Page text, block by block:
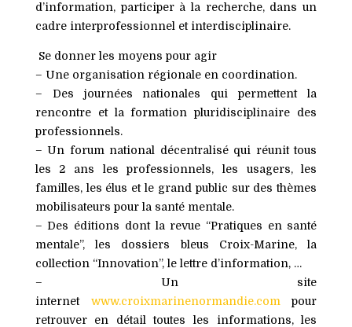
d’information, participer à la recherche, dans un
cadre interprofessionnel et interdisciplinaire.
Se donner les moyens pour agir
– Une organisation régionaleen coordination.
– Des journées nationales qui permettent la
rencontre et la formation pluridisciplinaire des
professionnels.
– Un forum national décentraliséqui réunit tous
les 2 ans les professionnels, les usagers, les
familles, les élus et le grand public sur des thèmes
mobilisateurs pour la santé mentale.
– Des éditions dont la revue “Pratiques en santé
mentale”, les dossiers bleus Croix-Marine, la
collection “Innovation”, le lettre d’information, …
– Un site
internet
www.croixmarinenormandie.com pour
retrouver en détail toutes les informations, les